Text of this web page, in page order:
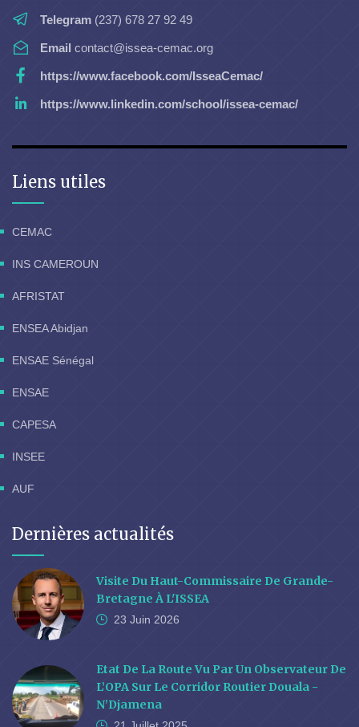
Telegram (237) 678 27 92 49
Email contact@issea-cemac.org
https://www.facebook.com/IsseaCemac/
https://www.linkedin.com/school/issea-cemac/
Liens utiles
CEMAC
INS CAMEROUN
AFRISTAT
ENSEA Abidjan
ENSAE Sénégal
ENSAE
CAPESA
INSEE
AUF
Dernières actualités
Visite Du Haut-Commissaire De Grande-
Bretagne À L'ISSEA
23 Juin 2026
Etat De La Route Vu Par Un Observateur De
L’OPA Sur Le Corridor Routier Douala -
N’Djamena